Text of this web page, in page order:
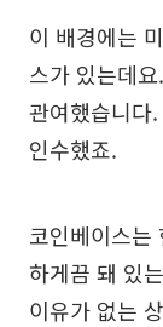
이 배경에는
스가 있는데
관여했습니다
인수했죠.
코인베이스는
하게끔 돼 있
이유가 없는